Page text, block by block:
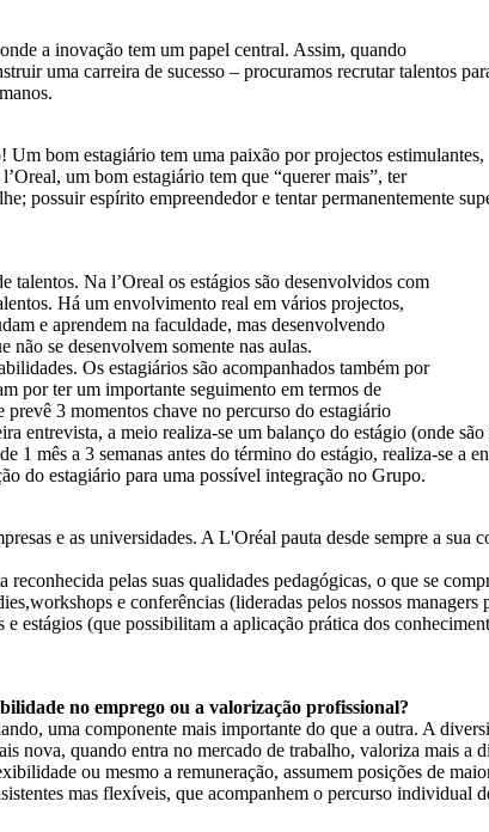
a inovação tem um papel central. Assim, quando
uma carreira de sucesso – procuramos recrutar talentos
bom estagiário tem uma paixão por projectos estimulantes,
um bom estagiário tem que “querer mais”, ter
possuir espírito empreendedor e tentar permanentemente
talentos. Na l’Oreal os estágios são desenvolvidos com
Há um envolvimento real em vários projectos,
e aprendem na faculdade, mas desenvolvendo
não se desenvolvem somente nas aulas.
Os estagiários são acompanhados também por
por ter um importante seguimento em termos de
3 momentos chave no percurso do estagiário
a meio realiza-se um balanço do estágio (onde
mês a 3 semanas antes do término do estágio, realiza-se a
do estagiário para uma possível integração no Grupo.
e as universidades. A L'Oréal pauta desde sempre a sua
pelas suas qualidades pedagógicas, o que se
e conferências (lideradas pelos nossos managers
estágios (que possibilitam a aplicação prática dos
no emprego ou a valorização profissional?
uma componente mais importante do que a outra. A
nova, quando entra no mercado de trabalho, valoriza mais a
ou mesmo a remuneração, assumem posições de
mas flexíveis, que acompanhem o percurso individual